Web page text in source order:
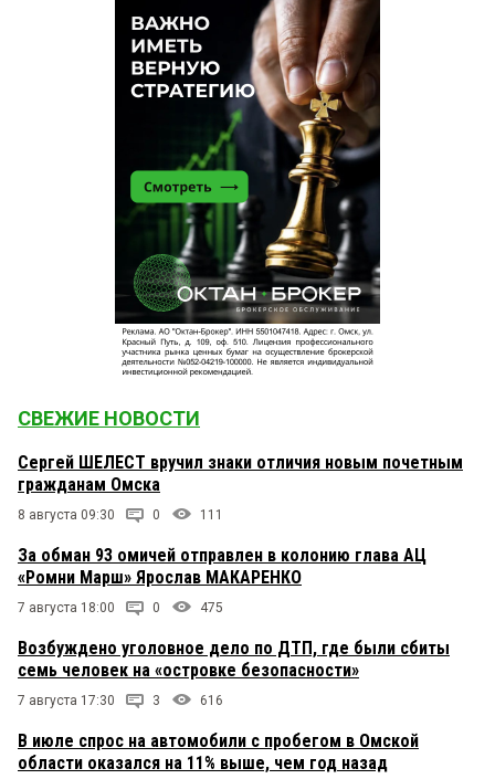
СВЕЖИЕ НОВОСТИ
Сергей ШЕЛЕСТ вручил знаки отличия новым почетным
гражданам Омска
8 августа 09:30 0 111
За обман 93 омичей отправлен в колонию глава АЦ
«Ромни Марш» Ярослав МАКАРЕНКО
7 августа 18:00 0 475
Возбуждено уголовное дело по ДТП, где были сбиты
семь человек на «островке безопасности»
7 августа 17:30 3 616
В июле спрос на автомобили с пробегом в Омской
области оказался на 11% выше, чем год назад